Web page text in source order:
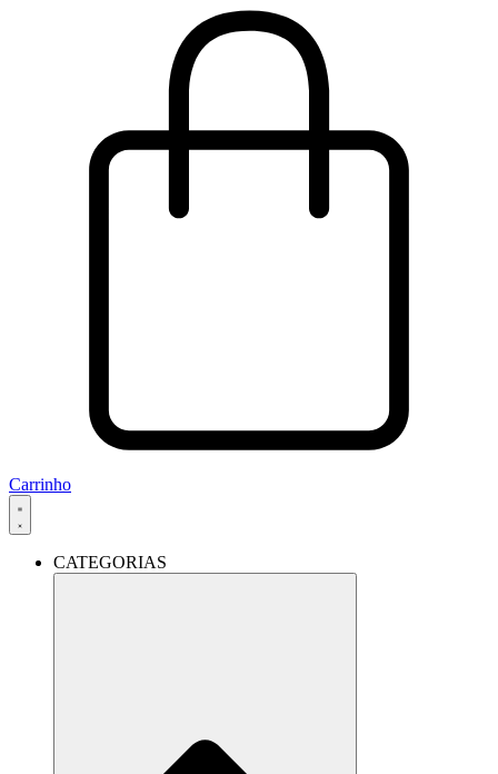
Carrinho
CATEGORIAS